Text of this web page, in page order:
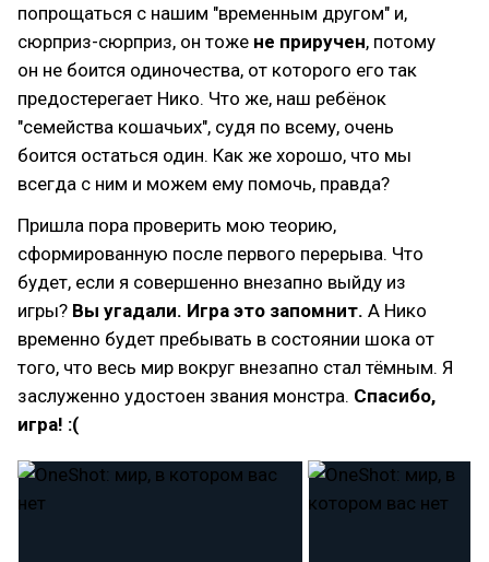
попрощаться с нашим "временным другом" и,
сюрприз-сюрприз, он тоже не приручен, потому
он не боится одиночества, от которого его так
предостерегает Нико. Что же, наш ребёнок
"семейства кошачьих", судя по всему, очень
боится остаться один. Как же хорошо, что мы
всегда с ним и можем ему помочь, правда?
Пришла пора проверить мою теорию,
сформированную после первого перерыва. Что
будет, если я совершенно внезапно выйду из
игры? Вы угадали. Игра это запомнит. А Нико
временно будет пребывать в состоянии шока от
того, что весь мир вокруг внезапно стал тёмным. Я
заслуженно удостоен звания монстра. Спасибо,
игра! :(